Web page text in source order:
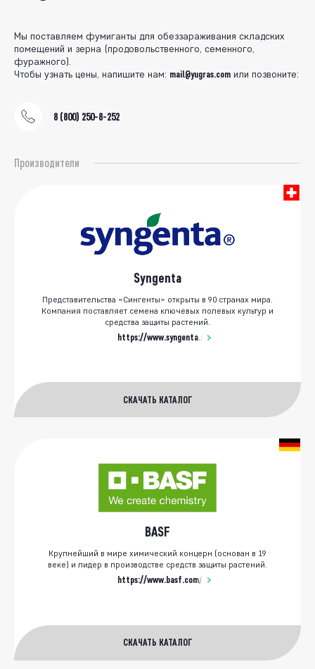
Мы поставляем фумиганты для обеззараживания складских
помещений и зерна (продовольственного, семенного,
фуражного).
Чтобы узнать цены, напишите нам: mail@yugras.com или позвоните:
8 (800) 250-8-252
Производители
Syngenta
Представительства «Сингенты» открыты в 90 странах мира.
Компания поставляет семена ключевых полевых культур и
средства защиты растений.
https://www.syngenta.ru/
СКАЧАТЬ КАТАЛОГ
BASF
Крупнейший в мире химический концерн (основан в 19
веке) и лидер в производстве средств защиты растений.
https://www.basf.com/ru/ru.html
СКАЧАТЬ КАТАЛОГ